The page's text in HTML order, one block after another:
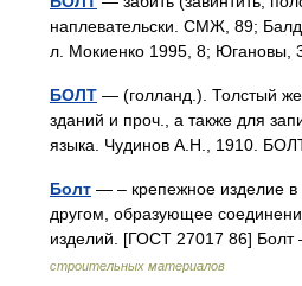
наплевательски. СМЖ, 89;
л. Мокиенко 1995, 8; Югановы,
БОЛТ — (голланд.). Толстый
зданий и проч., а также для
языка. Чудинов А.Н., 1910.
Болт — – крепежное изделие в
другом, образующее
изделий. [ГОСТ 27017 86]
строительных материалов